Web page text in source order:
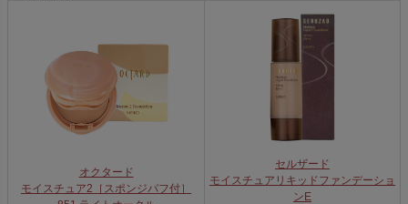
オクタード
モイスチュア2［スポンジパフ付］
セルザード
モイスチュアリキッドファンデーショ
ンE